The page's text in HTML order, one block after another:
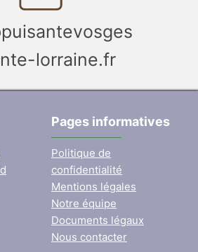
lorraine.fr
Pages informatives
Politique de
confidentialité
Mentions légales
Notre équipe
Documents légaux
Nous contacter